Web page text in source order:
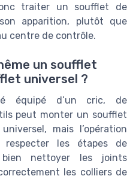
traiter un soufflet de
apparition, plutôt que
centre de contrôle.
un soufflet
universel ?
équipé d’un cric, de
peut monter un soufflet
mais l’opération
les étapes de
nettoyer les joints
les colliers de